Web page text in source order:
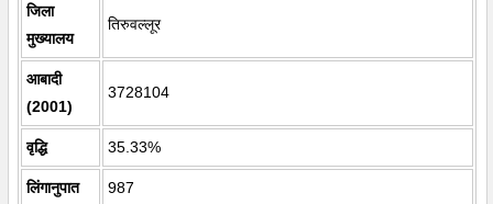
जिला
मुख्यालय
तिरुवल्लूर
आबादी
(2001)
3728104
वृद्धि 35.33%
लिंगानुपात 987